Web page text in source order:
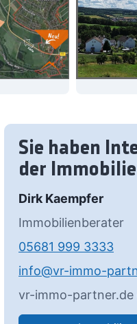
Sie haben
der
Dirk Kaempfer
Immobilienberater
05681 999 3333
info@vr-immo-
vr-immo-partner.de